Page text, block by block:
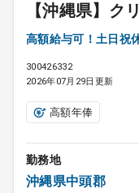
【沖縄県】
高額給与可！土日祝
300426332
2026年07月29日更新
高額年俸
勤務地
沖縄県中頭郡